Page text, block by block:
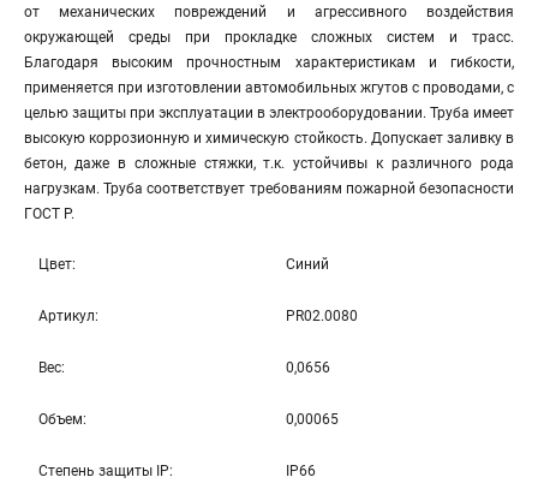
от механических повреждений и агрессивного воздействия
окружающей среды при прокладке сложных систем и трасс.
Благодаря высоким прочностным характеристикам и гибкости,
применяется при изготовлении автомобильных жгутов с проводами, с
целью защиты при эксплуатации в электрооборудовании. Труба имеет
высокую коррозионную и химическую стойкость. Допускает заливку в
бетон, даже в сложные стяжки, т.к. устойчивы к различного рода
нагрузкам. Труба соответствует требованиям пожарной безопасности
ГОСТ Р.
Цвет: Синий
Артикул: PR02.0080
Вес: 0,0656
Объем: 0,00065
Степень защиты IP: IP66